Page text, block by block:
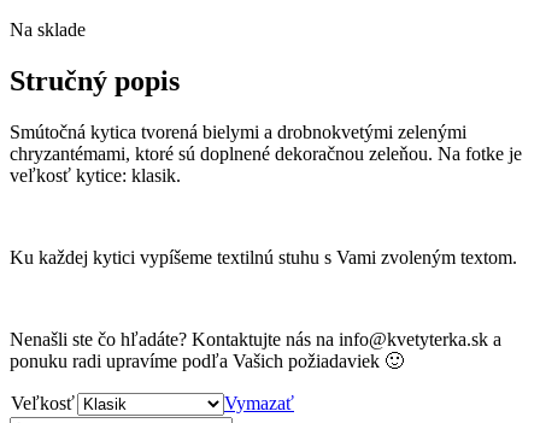
46.70 €
Na sklade
Stručný popis
Smútočná kytica tvorená bielymi a drobnokvetými zelenými
chryzantémami, ktoré sú doplnené dekoračnou zeleňou. Na fotke je
veľkosť kytice: klasik.
Ku každej kytici vypíšeme textilnú stuhu s Vami zvoleným textom.
Nenašli ste čo hľadáte? Kontaktujte nás na info@kvetyterka.sk a
ponuku radi upravíme podľa Vašich požiadaviek 🙂
Veľkosť Vymazať